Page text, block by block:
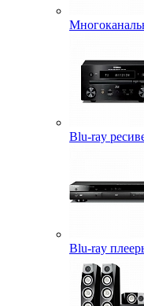
Blu-ray
Blu-ray